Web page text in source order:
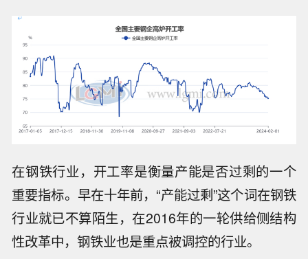
在钢铁行业，开工率是衡量产能是否过剩的一个
重要指标。早在十年前，“产能过剩”这个词在钢铁
行业就已不算陌生，在2016年的一轮供给侧结构
性改革中，钢铁业也是重点被调控的行业。